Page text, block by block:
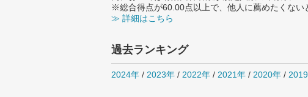
※総合得点が60.00点以上で、他人に薦めたくない
≫ 詳細はこちら
過去ランキング
2024年 / 2023年 / 2022年 / 2021年 / 2020年 /